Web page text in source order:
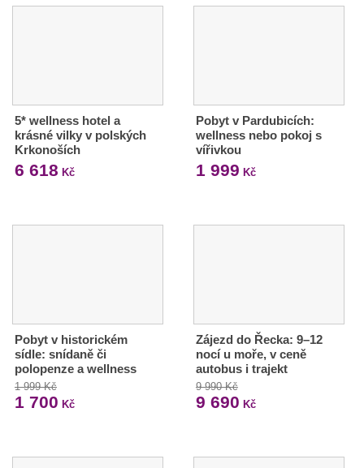
5* wellness hotel a
krásné vilky v polských
Krkonoších
6 618 Kč
Pobyt v Pardubicích:
wellness nebo pokoj s
vířivkou
1 999 Kč
Pobyt v historickém
sídle: snídaně či
polopenze a wellness
1 999 Kč
1 700 Kč
Zájezd do Řecka: 9–12
nocí u moře, v ceně
autobus i trajekt
9 990 Kč
9 690 Kč